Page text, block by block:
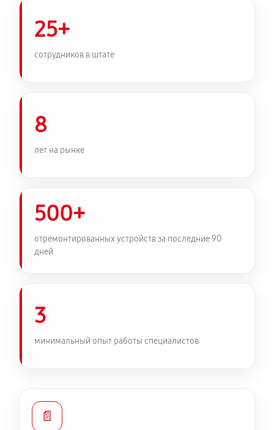
25+
сотрудников в штате
8
лет на рынке
500+
отремонтированных устройств за последние 90
дней
3
минимальный опыт работы специалистов
📄